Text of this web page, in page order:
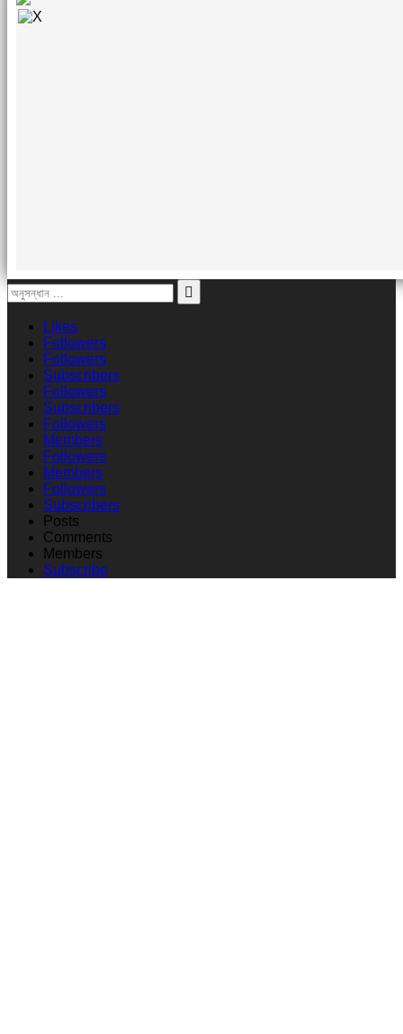
Likes
Followers
Followers
Subscribers
Followers
Subscribers
Followers
Members
Followers
Members
Followers
Subscribers
Posts
Comments
Members
Subscribe